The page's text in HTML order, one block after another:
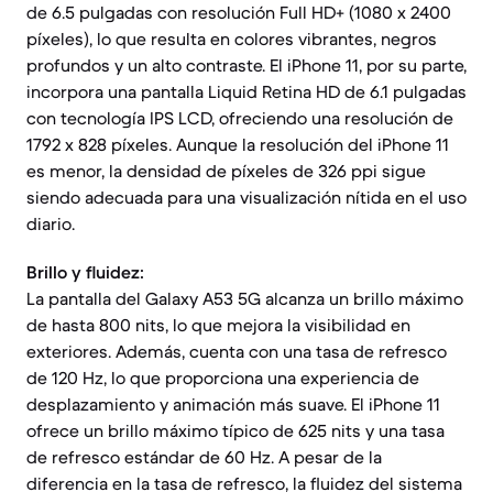
de 6.5 pulgadas con resolución Full HD+ (1080 x 2400
píxeles), lo que resulta en colores vibrantes, negros
profundos y un alto contraste. El iPhone 11, por su parte,
incorpora una pantalla Liquid Retina HD de 6.1 pulgadas
con tecnología IPS LCD, ofreciendo una resolución de
1792 x 828 píxeles. Aunque la resolución del iPhone 11
es menor, la densidad de píxeles de 326 ppi sigue
siendo adecuada para una visualización nítida en el uso
diario.
Brillo y fluidez:
La pantalla del Galaxy A53 5G alcanza un brillo máximo
de hasta 800 nits, lo que mejora la visibilidad en
exteriores. Además, cuenta con una tasa de refresco
de 120 Hz, lo que proporciona una experiencia de
desplazamiento y animación más suave. El iPhone 11
ofrece un brillo máximo típico de 625 nits y una tasa
de refresco estándar de 60 Hz. A pesar de la
diferencia en la tasa de refresco, la fluidez del sistema